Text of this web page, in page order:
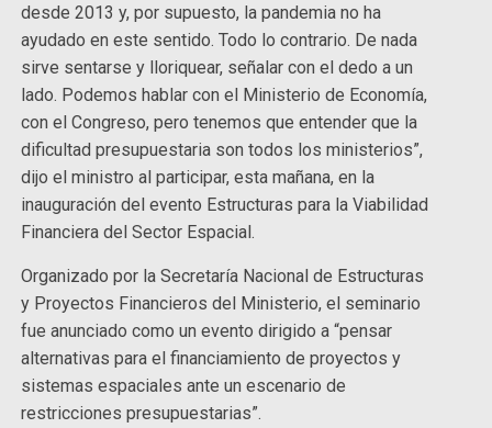
desde 2013 y, por supuesto, la pandemia no ha
ayudado en este sentido. Todo lo contrario. De nada
sirve sentarse y lloriquear, señalar con el dedo a un
lado. Podemos hablar con el Ministerio de Economía,
con el Congreso, pero tenemos que entender que la
dificultad presupuestaria son todos los ministerios”,
dijo el ministro al participar, esta mañana, en la
inauguración del evento Estructuras para la Viabilidad
Financiera del Sector Espacial.
Organizado por la Secretaría Nacional de Estructuras
y Proyectos Financieros del Ministerio, el seminario
fue anunciado como un evento dirigido a “pensar
alternativas para el financiamiento de proyectos y
sistemas espaciales ante un escenario de
restricciones presupuestarias”.